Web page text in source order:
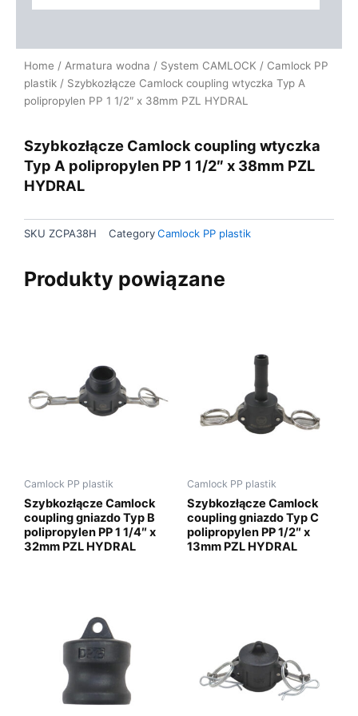
Home / Armatura wodna / System CAMLOCK / Camlock PP
plastik / Szybkozłącze Camlock coupling wtyczka Typ A
polipropylen PP 1 1/2″ x 38mm PZL HYDRAL
Szybkozłącze Camlock coupling wtyczka
Typ A polipropylen PP 1 1/2″ x 38mm PZL
HYDRAL
SKU ZCPA38H CategoryCamlock PP plastik
Produkty powiązane
Camlock PP plastik
Szybkozłącze Camlock
coupling gniazdo Typ B
polipropylen PP 1 1/4″ x
32mm PZL HYDRAL
Camlock PP plastik
Szybkozłącze Camlock
coupling gniazdo Typ C
polipropylen PP 1/2″ x
13mm PZL HYDRAL